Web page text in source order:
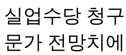
실업수당 청
문가 전망치